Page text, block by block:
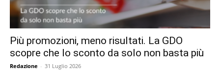
Più promozioni, meno risultati. La GDO
scopre che lo sconto da solo non basta più
Redazione - 31 Luglio 2026